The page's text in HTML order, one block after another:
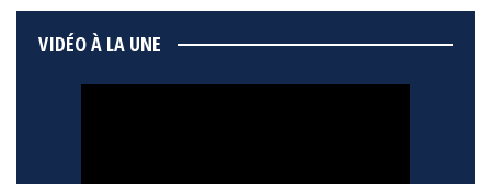
VIDÉO À LA UNE